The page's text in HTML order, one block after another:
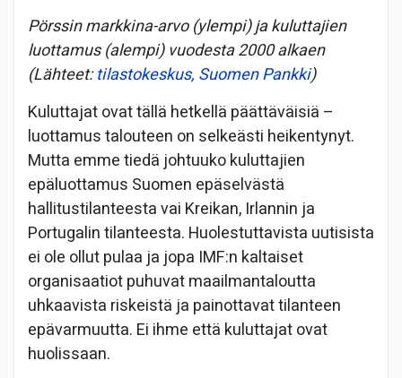
Pörssin markkina-arvo (ylempi) ja kuluttajien
luottamus (alempi) vuodesta 2000 alkaen
(Lähteet:tilastokeskus, Suomen Pankki)
Kuluttajat ovat tällä hetkellä päättäväisiä –
luottamus talouteen on selkeästi heikentynyt.
Mutta emme tiedä johtuuko kuluttajien
epäluottamus Suomen epäselvästä
hallitustilanteesta vai Kreikan, Irlannin ja
Portugalin tilanteesta. Huolestuttavista uutisista
ei ole ollut pulaa ja jopa IMF:n kaltaiset
organisaatiot puhuvat maailmantaloutta
uhkaavista riskeistä ja painottavat tilanteen
epävarmuutta. Ei ihme että kuluttajat ovat
huolissaan.